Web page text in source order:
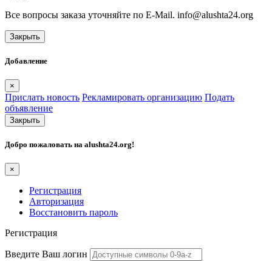
Все вопросы заказа уточняйте по E-Mail. info@alushta24.org
Закрыть
Добавление
×
Прислать новость Рекламировать организацию Подать
объявление
Закрыть
Добро пожаловать на alushta24.org!
×
Регистрация
Авторизация
Восстановить пароль
Регистрация
Введите Ваш логин